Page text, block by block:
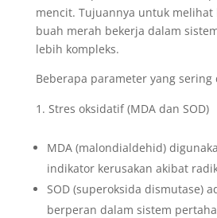
mencit. Tujuannya untuk melihat
buah merah bekerja dalam
lebih kompleks.
Beberapa parameter yang sering
Stres oksidatif (MDA dan SOD)
MDA (malondialdehid)
indikator kerusakan akibat
SOD (superoksida dismutase)
berperan dalam sistem